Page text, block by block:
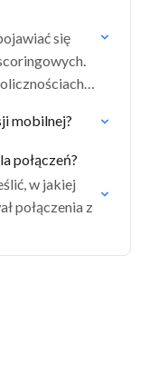
się
mobilnej?
połączeń?
w jakiej
połączenia z